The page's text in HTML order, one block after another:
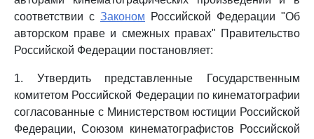
соответствии с Законом Российской Федерации "Об
авторском праве и смежных правах" Правительство
Российской Федерации постановляет:
1. Утвердить представленные Государственным
комитетом Российской Федерации по кинематографии
согласованные с Министерством юстиции Российской
Федерации, Союзом кинематографистов Российской